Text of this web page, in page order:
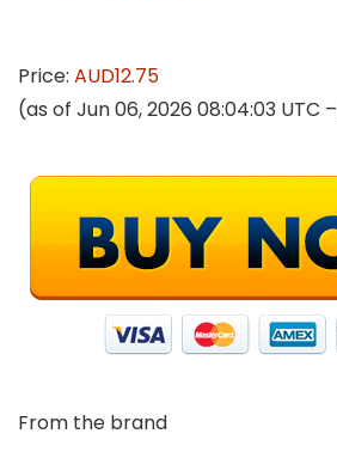
Price: AUD12.75
(as of Jun 06, 2026 08:04:03 UTC –
From the brand